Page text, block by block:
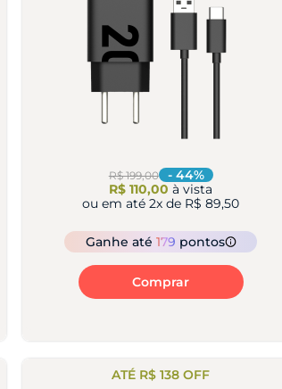
R$ 199,00 - 44%
R$ 110,00 à vista
ou em até2x de R$ 89,50
Ganhe até 179 pontos
Comprar
ATÉ R$ 138 OFF